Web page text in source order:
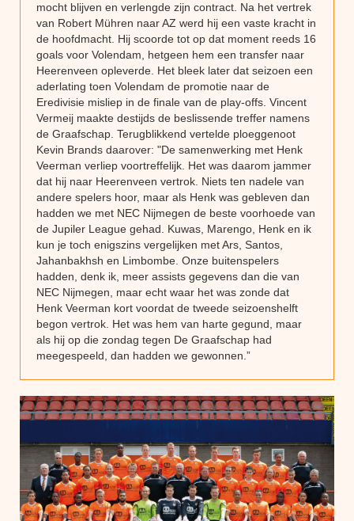
mocht blijven en verlengde zijn contract. Na het vertrek
van Robert Mühren naar AZ werd hij een vaste kracht in
de hoofdmacht. Hij scoorde tot op dat moment reeds 16
goals voor Volendam, hetgeen hem een transfer naar
Heerenveen opleverde. Het bleek later dat seizoen een
aderlating toen Volendam de promotie naar de
Eredivisie misliep in de finale van de play-offs. Vincent
Vermeij maakte destijds de beslissende treffer namens
de Graafschap. Terugblikkend vertelde ploeggenoot
Kevin Brands daarover: "De samenwerking met Henk
Veerman verliep voortreffelijk. Het was daarom jammer
dat hij naar Heerenveen vertrok. Niets ten nadele van
andere spelers hoor, maar als Henk was gebleven dan
hadden we met NEC Nijmegen de beste voorhoede van
de Jupiler League gehad. Kuwas, Marengo, Henk en ik
kun je toch enigszins vergelijken met Ars, Santos,
Jahanbakhsh en Limbombe. Onze buitenspelers
hadden, denk ik, meer assists gegevens dan die van
NEC Nijmegen, maar echt waar het was zonde dat
Henk Veerman kort voordat de tweede seizoenshelft
begon vertrok. Het was hem van harte gegund, maar
als hij op die zondag tegen De Graafschap had
meegespeeld, dan hadden we gewonnen.”